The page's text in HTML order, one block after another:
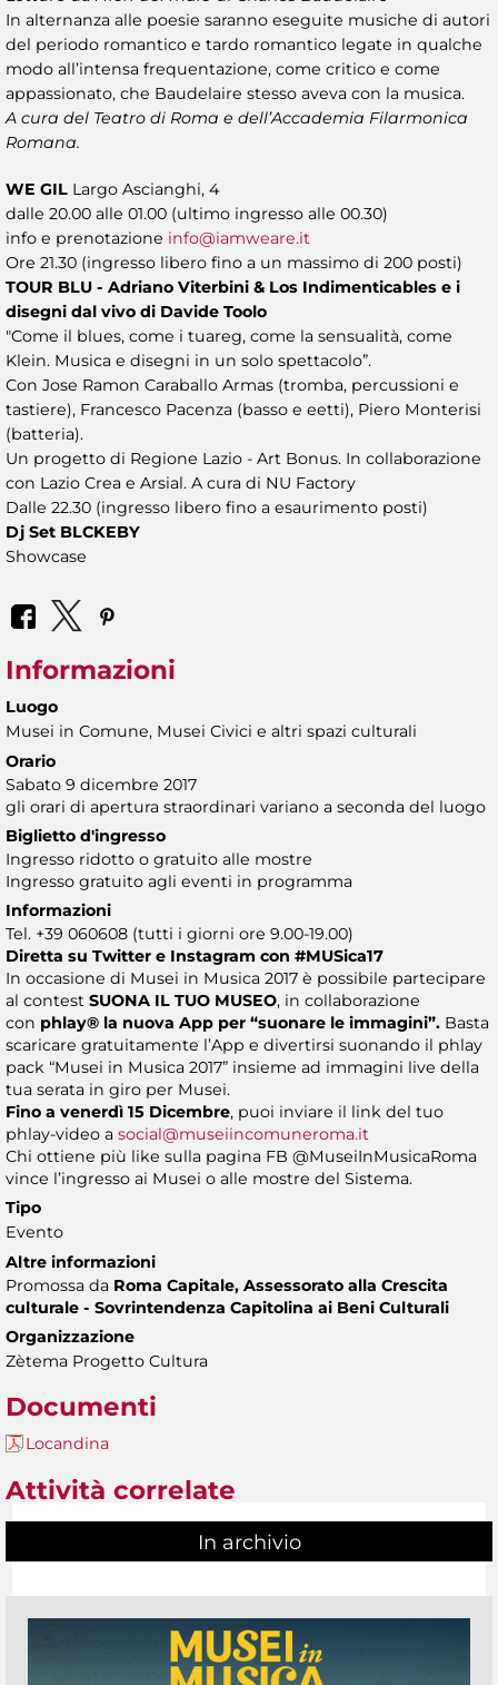
In alternanza alle poesie saranno eseguite musiche di autori
del periodo romantico e tardo romantico legate in qualche
modo all’intensa frequentazione, come critico e come
appassionato, che Baudelaire stesso aveva con la musica.
A cura del Teatro di Roma e dell’Accademia Filarmonica
Romana.
WE GIL Largo Ascianghi, 4
dalle 20.00 alle 01.00 (ultimo ingresso alle 00.30)
info e prenotazione info@iamweare.it
Ore 21.30 (ingresso libero fino a un massimo di 200 posti)
TOUR BLU - Adriano Viterbini & Los Indimenticables e i
disegni dal vivo di Davide Toolo
"Come il blues, come i tuareg, come la sensualità, come
Klein. Musica e disegni in un solo spettacolo”.
Con Jose Ramon Caraballo Armas (tromba, percussioni e
tastiere), Francesco Pacenza (basso e eetti), Piero Monterisi
(batteria).
Un progetto di Regione Lazio - Art Bonus. In collaborazione
con Lazio Crea e Arsial. A cura di NU Factory
Dalle 22.30 (ingresso libero fino a esaurimento posti)
Dj Set BLCKEBY
Showcase
Informazioni
Luogo
Musei in Comune, Musei Civici e altri spazi culturali
Orario
Sabato 9 dicembre 2017
gli orari di apertura straordinari variano a seconda del luogo
Biglietto d'ingresso
Ingresso ridotto o gratuito alle mostre
Ingresso gratuito agli eventi in programma
Informazioni
Tel. +39 060608 (tutti i giorni ore 9.00-19.00)
Diretta su Twitter e Instagram con #MUSica17
In occasione di Musei in Musica 2017 è possibile partecipare
al contest SUONA IL TUO MUSEO, in collaborazione
con phlay® la nuova App per “suonare le immagini”. Basta
scaricare gratuitamente l’App e divertirsi suonando il phlay
pack “Musei in Musica 2017” insieme ad immagini live della
tua serata in giro per Musei.
Fino a venerdì 15 Dicembre, puoi inviare il link del tuo
phlay-video a social@museiincomuneroma.it
Chi ottiene più like sulla pagina FB @MuseiInMusicaRoma
vince l’ingresso ai Musei o alle mostre del Sistema.
Tipo
Evento
Altre informazioni
Promossa da Roma Capitale, Assessorato alla Crescita
culturale - Sovrintendenza Capitolina ai Beni Culturali
Organizzazione
Zètema Progetto Cultura
Documenti
Locandina
Attività correlate
In archivio